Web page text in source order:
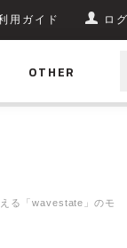
用ガイド ロ
OTHER
る「wavestate」のモ